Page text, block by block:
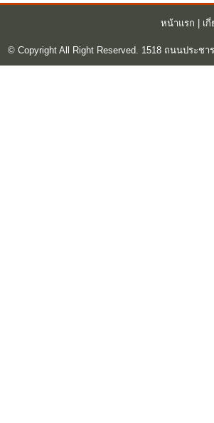
หน้าแรก เ
© Copyright All Right Reserved. 1518 ถนนประช